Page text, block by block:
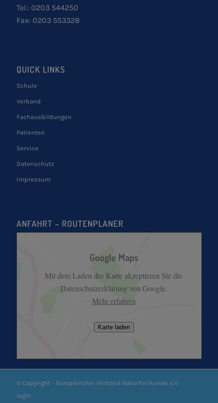
Tel.: 0203 544250
Fax: 0203 553328
QUICK LINKS
Schule
Verband
Fachausbildungen
Patienten
Service
Datenschutz
Impressum
ANFAHRT – ROUTENPLANER
Google Maps
Mit dem Laden der Karte akzeptieren Sie die
Datenschutzerklärung von Google.
Mehr erfahren
Karte laden
© Copyright - Europäischer Verband Naturheilkunde e.V.
login